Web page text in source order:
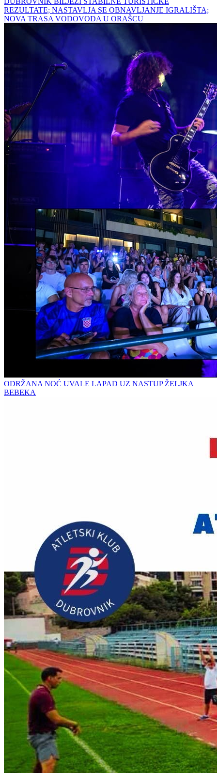
REZULTATE; NASTAVLJA SE OBNAVLJANJE IGRALIŠTA;
NOVA TRASA VODOVODA U ORAŠCU
ODRŽANA NOĆ UVALE LAPAD UZ NASTUP ŽELJKA
BEBEKA